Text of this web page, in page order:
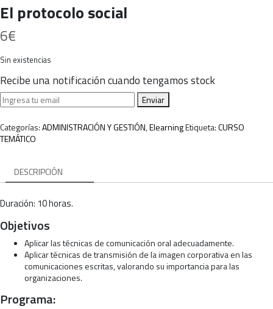
El protocolo social
6€
Sin existencias
Recibe una notificación cuando tengamos stock
Enviar
Categorías:ADMINISTRACIÓN Y GESTIÓN,ElearningEtiqueta:CURSO
TEMÁTICO
DESCRIPCIÓN
Duración: 10 horas.
Objetivos
Aplicar las técnicas de comunicación oral adecuadamente.
Aplicar técnicas de transmisión de la imagen corporativa en las
comunicaciones escritas, valorando su importancia para las
organizaciones.
Programa: